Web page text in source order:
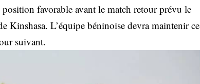
favorable avant le match retour prévu le
Kinshasa. L’équipe béninoise devra maintenir ce
suivant.